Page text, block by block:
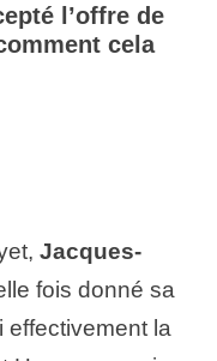
l’offre de
cela
Jacques-
fois donné sa
effectivement la